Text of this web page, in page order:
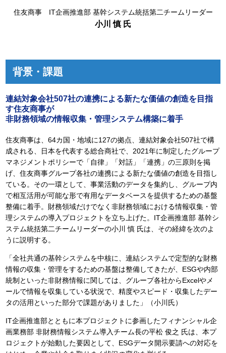
住友商事 IT企画推進部 基幹システム統括第二チームリーダー
小川 慎 氏
背景・課題
連結対象会社507社の連携による新たな価値の創造を目指
す住友商事が
非財務領域の情報収集・管理システム構築に着手
住友商事は、64カ国・地域に127の拠点、連結対象会社507社で構
成される、日本を代表する総合商社で、2021年に制定したグループ
マネジメントポリシーで「自律」「対話」「連携」の三原則を掲
げ、住友商事グループ各社の連携による新たな価値の創造を目指し
ている。その一環として、事業活動のデータを集約し、グループ内
で相互活用が可能な形で有用なデータベースを提供するための基盤
整備に着手。財務領域だけでなく非財務領域における情報収集・管
理システムの導入プロジェクトを立ち上げた。IT企画推進部 基幹シ
ステム統括第二チームリーダーの小川 慎 氏は、その経緯を次のよ
うに説明する。
「全社共通の基幹システムを中核に、連結システムで定型的な財務
情報の収集・管理をするための基盤は整備してきたが、ESGや内部
統制といった非財務情報に関しては、グループ各社からExcelやメ
ールで情報を収集している状況で、精度やスピード・収集したデー
タの活用といった部分で課題がありました」（小川氏）
IT企画推進部とともに本プロジェクトに参画したフィナンシャル企
画業務部 非財務情報システム導入チーム長の平松 俊之 氏は、本プ
ロジェクトが始動した要因として、ESGデータ開示要請への対応を